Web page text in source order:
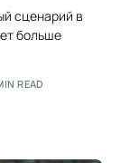
сценарий в
больше
READ